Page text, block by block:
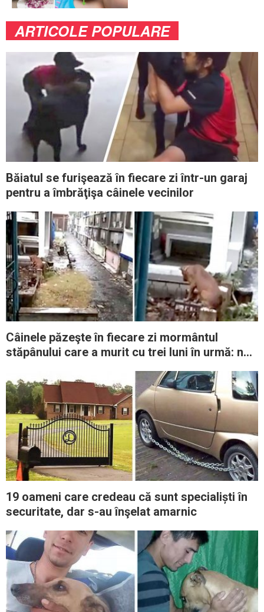
ARTICOLE POPULARE
Băiatul se furişează în fiecare zi într-un garaj
pentru a îmbrăţişa câinele vecinilor
Câinele păzeşte în fiecare zi mormântul
stăpânului care a murit cu trei luni în urmă: nu
19 oameni care credeau că sunt specialiști în
securitate, dar s-au înşelat amarnic